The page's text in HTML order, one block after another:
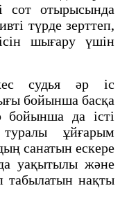
сот отырысында
түрде зерттеп,
шығару үшін
судья әр іс
бойынша басқа
бойынша да істі
ұйғарым
санатын ескере
уақытылы және
табылатын нақты